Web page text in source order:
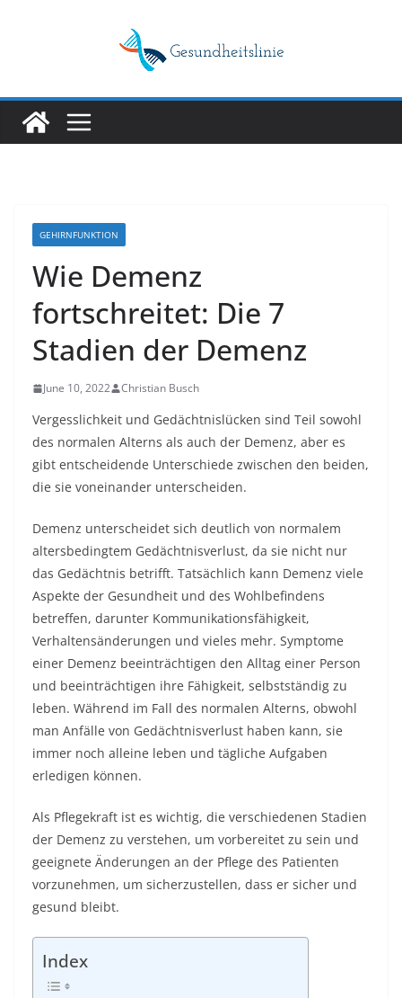
GEHIRNFUNKTION
Wie Demenz
fortschreitet: Die 7
Stadien der Demenz
June 10, 2022 Christian Busch
Vergesslichkeit und Gedächtnislücken sind Teil sowohl
des normalen Alterns als auch der Demenz, aber es
gibt entscheidende Unterschiede zwischen den beiden,
die sie voneinander unterscheiden.
Demenz unterscheidet sich deutlich von normalem
altersbedingtem Gedächtnisverlust, da sie nicht nur
das Gedächtnis betrifft. Tatsächlich kann Demenz viele
Aspekte der Gesundheit und des Wohlbefindens
betreffen, darunter Kommunikationsfähigkeit,
Verhaltensänderungen und vieles mehr. Symptome
einer Demenz beeinträchtigen den Alltag einer Person
und beeinträchtigen ihre Fähigkeit, selbstständig zu
leben. Während im Fall des normalen Alterns, obwohl
man Anfälle von Gedächtnisverlust haben kann, sie
immer noch alleine leben und tägliche Aufgaben
erledigen können.
Als Pflegekraft ist es wichtig, die verschiedenen Stadien
der Demenz zu verstehen, um vorbereitet zu sein und
geeignete Änderungen an der Pflege des Patienten
vorzunehmen, um sicherzustellen, dass er sicher und
gesund bleibt.
Index